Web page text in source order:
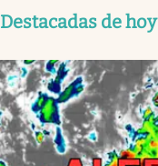
Destacadas de hoy